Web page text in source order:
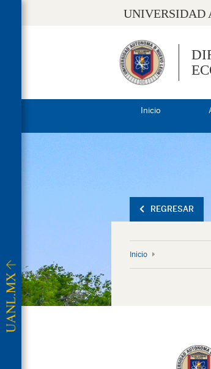
UNIVERSIDAD
Inicio
REGRESAR
Inicio